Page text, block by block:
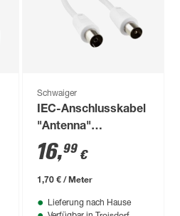
Schwaiger
IEC-Anschlusskabel
"Antenna"
Professional 90 dB
10 m
16,99 €
1,70 € / Meter
Lieferung nach Hause